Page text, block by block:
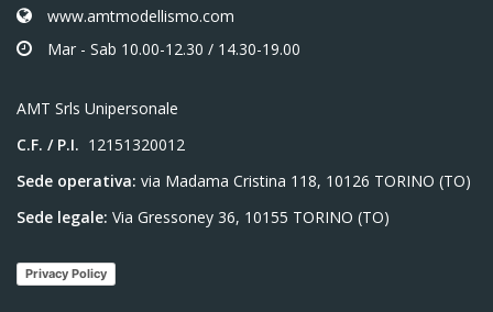
www.amtmodellismo.com
Mar - Sab 10.00-12.30 / 14.30-19.00
AMT Srls Unipersonale
C.F. / P.I. 12151320012
Sede operativa: via Madama Cristina 118, 10126 TORINO (TO)
Sede legale: Via Gressoney 36, 10155 TORINO (TO)
Privacy Policy